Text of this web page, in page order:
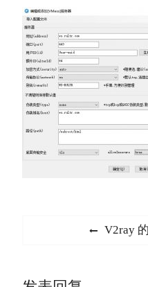
Previous
V2ray